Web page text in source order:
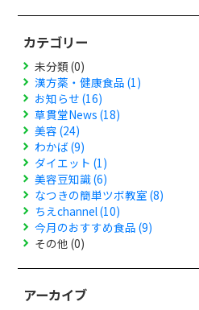
カテゴリー
未分類 (0)
漢方薬・健康食品 (1)
お知らせ (16)
草貫堂News (18)
美容 (24)
わかば (9)
ダイエット (1)
美容豆知識 (6)
なつきの簡単ツボ教室 (8)
ちえchannel (10)
今月のおすすめ食品 (9)
その他 (0)
アーカイブ